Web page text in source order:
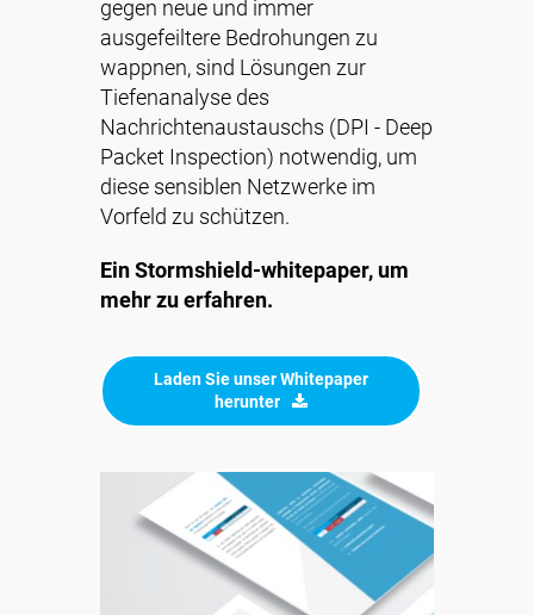
gegen neue und immer
ausgefeiltere Bedrohungen zu
wappnen, sind Lösungen zur
Tiefenanalyse des
Nachrichtenaustauschs (DPI - Deep
Packet Inspection) notwendig, um
diese sensiblen Netzwerke im
Vorfeld zu schützen.
Ein Stormshield-whitepaper, um
mehr zu erfahren.
Laden Sie unser Whitepaper
herunter